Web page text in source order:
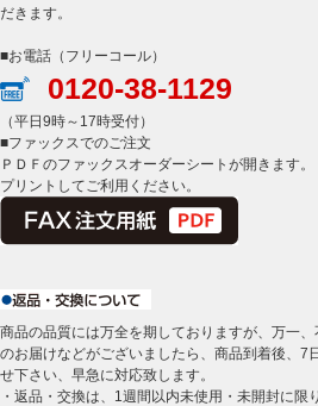
だきます。
■お電話（フリーコール）
0120-38-1129
（平日9時～17時受付）
■ファックスでのご注文
ＰＤＦのファックスオーダーシートが開きます。
プリントしてご利用ください。
商品の品質には万全を期しておりますが、万一
のお届けなどがございましたら、商品到着後、7
せ下さい、早急に対応致します。
・返品・交換は、1週間以内未使用・未開封に限